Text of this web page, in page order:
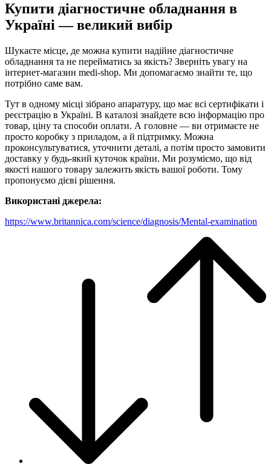
Купити діагностичне обладнання в
Україні — великий вибір
Шукаєте місце, де можна купити надійне діагностичне
обладнання та не перейматись за якість? Зверніть увагу на
інтернет-магазин medi-shop. Ми допомагаємо знайти те, що
потрібно саме вам.
Тут в одному місці зібрано апаратуру, що має всі сертифікати і
реєстрацію в Україні. В каталозі знайдете всю інформацію про
товар, ціну та способи оплати. А головне — ви отримаєте не
просто коробку з приладом, а й підтримку. Можна
проконсультуватися, уточнити деталі, а потім просто замовити
доставку у будь-який куточок країни. Ми розуміємо, що від
якості нашого товару залежить якість вашої роботи. Тому
пропонуємо дієві рішення.
Використані джерела:
https://www.britannica.com/science/diagnosis/Mental-examination